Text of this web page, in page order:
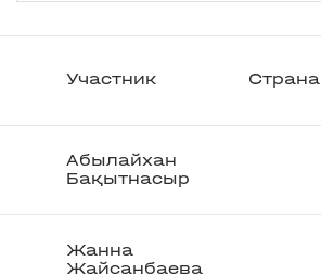
Участник Страна
Абылайхан
Бақытнасыр
Жанна
Жайсанбаева